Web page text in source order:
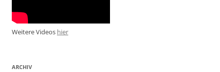
Weitere Videos hier
ARCHIV